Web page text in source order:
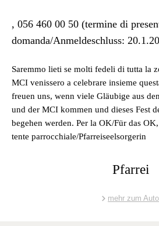
, 056 460 00 50 (ter­mine di
domanda/Anmeldeschluss:
Sarem­mo lieti se molti fedeli di tut­ta la
MCI venis­sero a cel­e­brare insieme
freuen uns, wenn viele Gläu­bige aus
und der MCI kom­men und dieses Fest
bege­hen wer­den. Per la OK/Für das
tente parrocchiale/Pfarreiseelsorgerin
Pfarrei
mehr zum